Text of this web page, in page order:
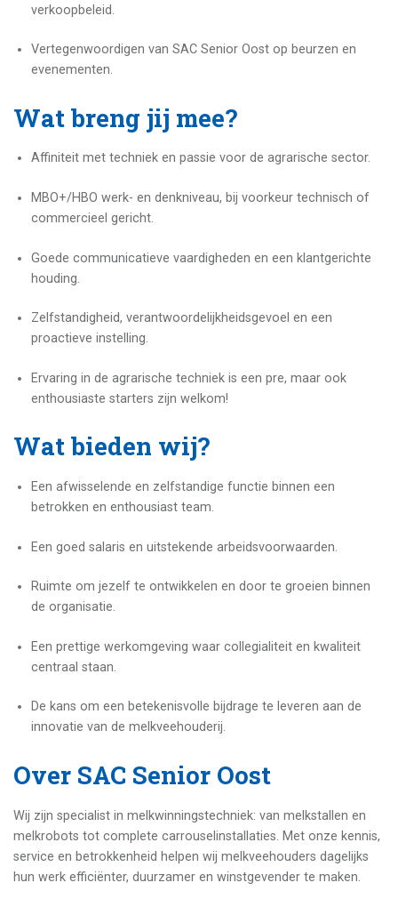
verkoopbeleid.
Vertegenwoordigen van SAC Senior Oost op beurzen en
evenementen.
Wat breng jij mee?
Affiniteit met techniek en passie voor de agrarische sector.
MBO+/HBO werk- en denkniveau, bij voorkeur technisch of
commercieel gericht.
Goede communicatieve vaardigheden en een klantgerichte
houding.
Zelfstandigheid, verantwoordelijkheidsgevoel en een
proactieve instelling.
Ervaring in de agrarische techniek is een pre, maar ook
enthousiaste starters zijn welkom!
Wat bieden wij?
Een afwisselende en zelfstandige functie binnen een
betrokken en enthousiast team.
Een goed salaris en uitstekende arbeidsvoorwaarden.
Ruimte om jezelf te ontwikkelen en door te groeien binnen
de organisatie.
Een prettige werkomgeving waar collegialiteit en kwaliteit
centraal staan.
De kans om een betekenisvolle bijdrage te leveren aan de
innovatie van de melkveehouderij.
Over SAC Senior Oost
Wij zijn specialist in melkwinningstechniek: van melkstallen en
melkrobots tot complete carrouselinstallaties. Met onze kennis,
service en betrokkenheid helpen wij melkveehouders dagelijks
hun werk efficiënter, duurzamer en winstgevender te maken.